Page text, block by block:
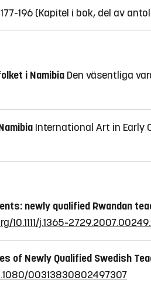
196 (Kapitel i bok, del av
i Namibia Den väsentliga
International Art in Early
newly qualified Rwandan
10.1111/j.1365-
of Newly Qualified Swedish
00313830802497307